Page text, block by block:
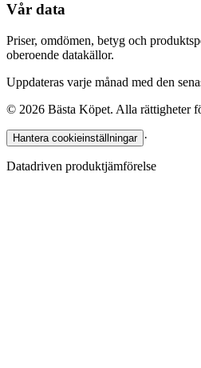
Vår data
Priser, omdömen, betyg och
oberoende datakällor.
Uppdateras varje månad med den
© 2026 Bästa Köpet. Alla rättigheter
Hantera cookieinställningar ·
Datadriven produktjämförelse